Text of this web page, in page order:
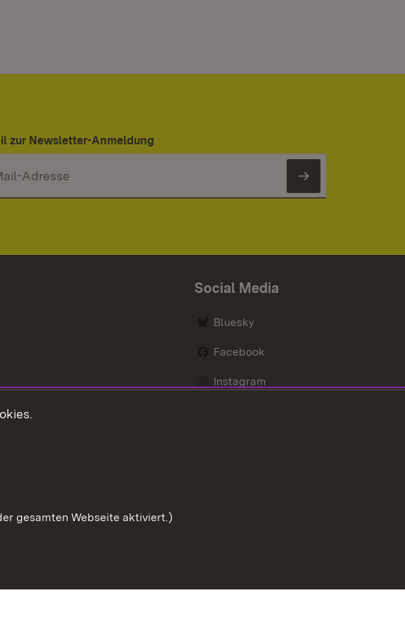
zur Newsletter-Anmeldung
Newsletter
Social Media
Bluesky
Facebook
Instagram
gesamten Webseite aktiviert.)